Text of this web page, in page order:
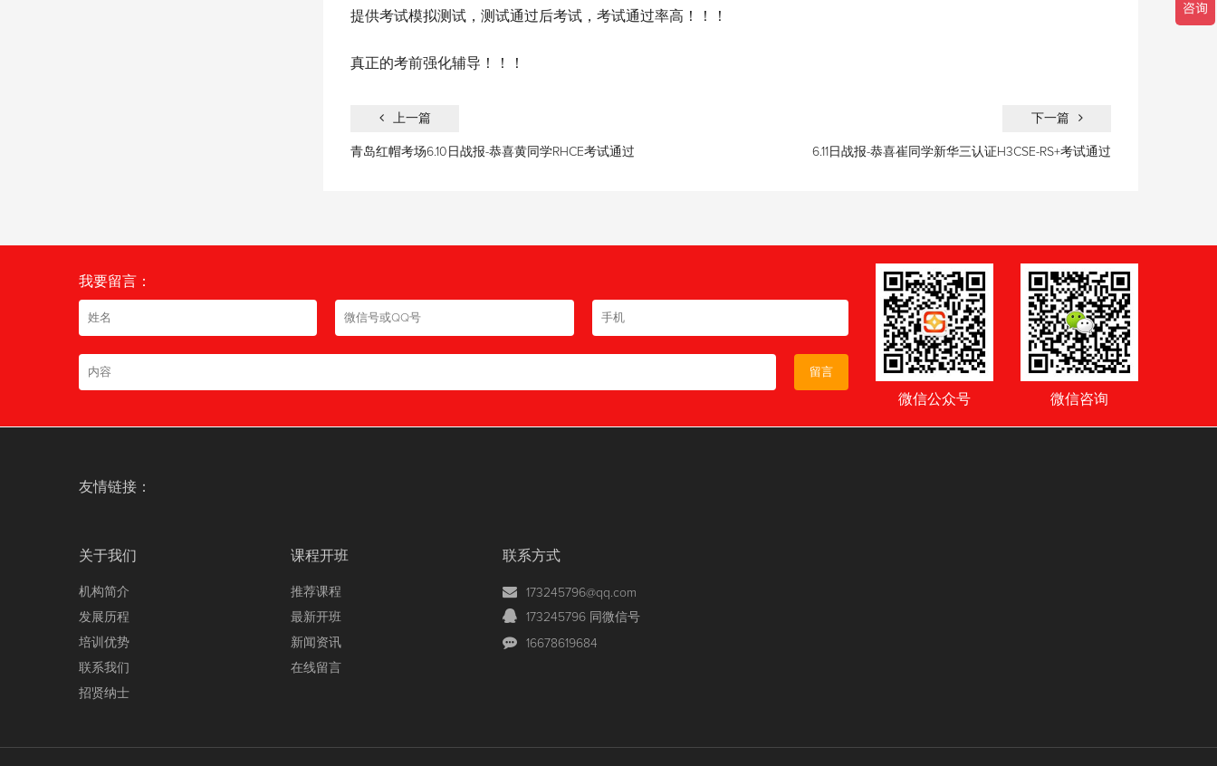
提供考试模拟测试，测试通过后考试，考试通过率高！！！
真正的考前强化辅导！！！
上一篇
青岛红帽考场6.10日战报-恭喜黄同学RHCE考试通过
下一篇
6.11日战报-恭喜崔同学新华三认证H3CSE-RS+考试通过
我要留言：
留言
微信公众号 微信咨询
友情链接：
关于我们
机构简介
发展历程
培训优势
联系我们
招贤纳士
课程开班
推荐课程
最新开班
新闻资讯
在线留言
联系方式
173245796@qq.com
173245796 同微信号
16678619684